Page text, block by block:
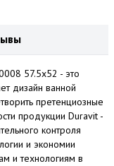
57.5x52 - это
дизайн ванной
претенциозные
продукции Duravit -
контроля
и экономии
и технологиям в